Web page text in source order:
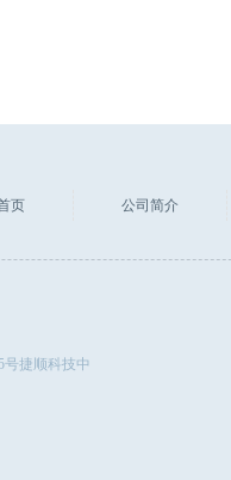
捷顺科技中
页 公司简介